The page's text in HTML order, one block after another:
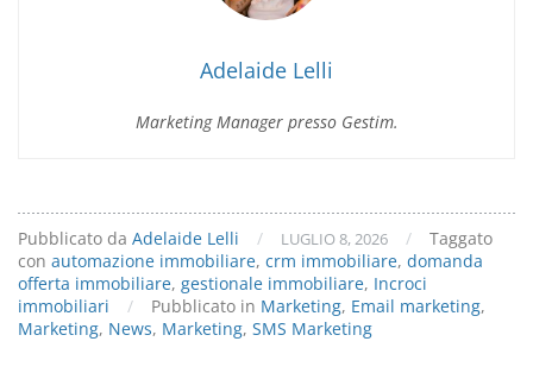
Adelaide Lelli
Marketing Manager presso Gestim.
Pubblicato da Adelaide Lelli / LUGLIO 8, 2026 /
Taggato
con automazione immobiliare, crm immobiliare, domanda
offerta immobiliare, gestionale immobiliare, Incroci
immobiliari
/ Pubblicato in Marketing, Email marketing,
Marketing, News, Marketing, SMS Marketing